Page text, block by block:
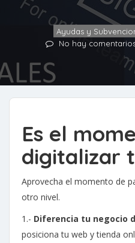
Ayudas y
No hay
Es el
digitalizar
Aprovecha el momento de
otro nivel.
1.- Diferencia tu negocio
posiciona tu web y tienda